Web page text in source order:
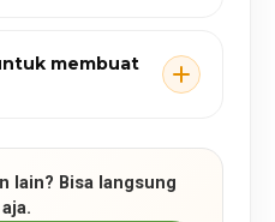
membuat
lain? Bisa langsung